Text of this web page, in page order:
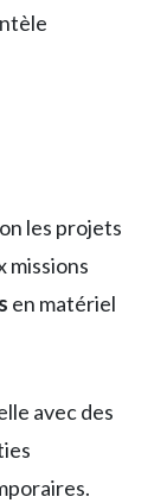
les projets
missions
en matériel
avec des